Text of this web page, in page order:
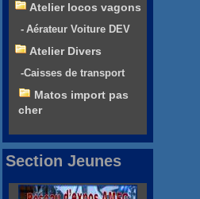
Atelier locos vagons
- Aérateur Voiture DEV
Atelier Divers
-Caisses de transport
Matos import pas
cher
Section Jeunes